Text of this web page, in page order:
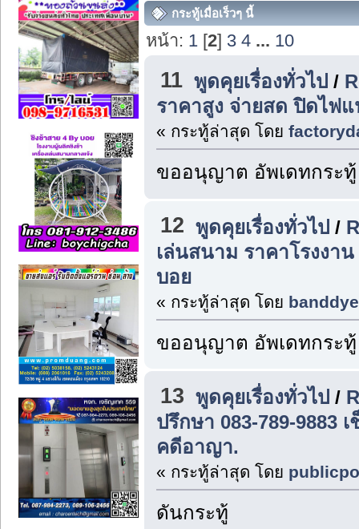
กระทู้เมื่อเร็วๆ นี้
หน้า: 1 [2] 3 4 ... 10
11 พูดคุยเรื่องทั่วไป /
ราคาสูง จ่ายสด ปิดไฟ
« กระทู้ล่าสุด โดย
ขออนุญาต อัพเดทกระทู้
12 พูดคุยเรื่องทั่วไป /
เล่นสนาม ราคาโรงงา
บอย
« กระทู้ล่าสุด โดย
ขออนุญาต อัพเดทกระทู้
13 พูดคุยเรื่องทั่วไป /
ปรึกษา 083-789-9883
คดีอาญา.
« กระทู้ล่าสุด โดย
ดันกระทู้